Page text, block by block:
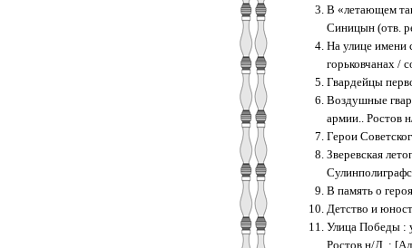
В «летающем
Синицын (отв.
На улице имени
горьковчанах /
Гвардейцы
Воздушные
армии.. Ростов
Герои
Зверевская
В память о
Детство и
Улица Победы :
Ростов н/Д. :